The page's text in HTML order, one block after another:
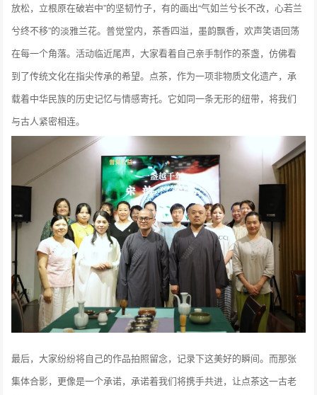
放松，立根原在破岩中”的坚韧竹子，有的画出“气如兰兮长不改，心若兰
兮终不移”的淡雅兰花。普觉堂内，茶香四溢，墨韵飘香，欢声笑语回荡
在每一个角落。活动临近尾声，大家看着自己亲手制作的茶盏，仿佛看
到了传统文化在指尖传承的希望。点茶，作为一项非物质文化遗产，承
载着中华民族的历史记忆与情感寄托。它如同一条无形的纽带，将我们
与古人紧密相连。
最后，大家纷纷将自己的作品拍照留念，记录下这美好的瞬间。而那张
集体合影，更像是一个承诺，承诺着我们将携手共进，让点茶这一古老